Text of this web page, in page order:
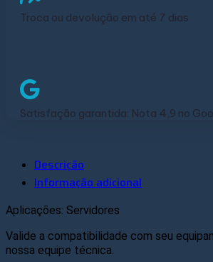
Troca ou devolução em até 7 dias
Satisfação garantida: Nota 4,9 no
Descrição
Informação adicional
Aplicações: Servidores
Valide a compatibilidade com seu
nossa equipe técnica.